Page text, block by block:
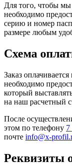
Для того, чтобы мы
необходимо
серию и номер
размере любым
Схема
Заказ
необходимо
который
на наш расчетный
После
этом по телефону 7
почте info@x-
Реквизиты